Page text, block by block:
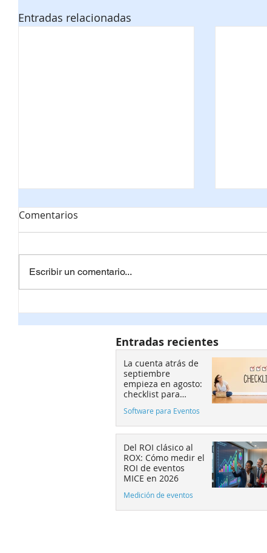
Entradas relacionadas
septiembre empieza en
agosto: checklist para
el
Comentarios
Escribir un comentario...
Entradas recientes
La cuenta atrás de
septiembre
empieza en agosto:
checklist para
Software para Eventos
Del ROI clásico al
ROX: Cómo medir el
ROI de eventos
MICE en 2026
Medición de eventos